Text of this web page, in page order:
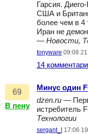
Гарсия.
США и
более чем в 4
Иран не
— Новости,
tonyware 09:08
14
69
В пену
Минус один
dzen.ru —
истребитель
Технологии
sergant_l 17:06